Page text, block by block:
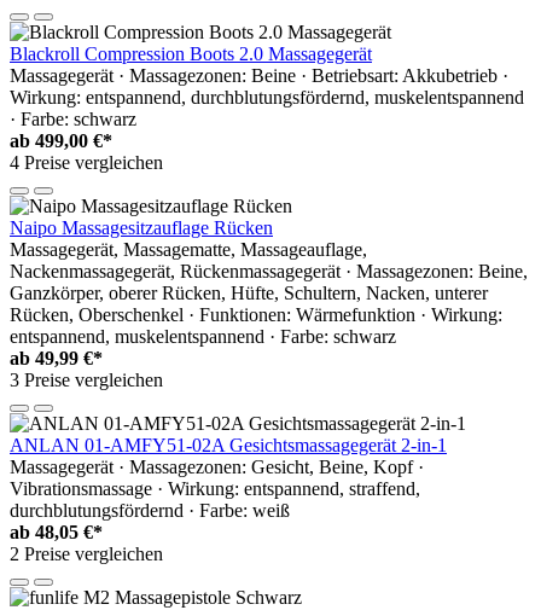
Blackroll Compression Boots 2.0 Massagegerät
Massagegerät · Massagezonen: Beine · Betriebsart: Akkubetrieb ·
Wirkung: entspannend, durchblutungsfördernd, muskelentspannend
· Farbe: schwarz
ab 499,00 €*
4 Preise vergleichen
Naipo Massagesitzauflage Rücken
Massagegerät, Massagematte, Massageauflage,
Nackenmassagegerät, Rückenmassagegerät · Massagezonen: Beine,
Ganzkörper, oberer Rücken, Hüfte, Schultern, Nacken, unterer
Rücken, Oberschenkel · Funktionen: Wärmefunktion · Wirkung:
entspannend, muskelentspannend · Farbe: schwarz
ab 49,99 €*
3 Preise vergleichen
ANLAN 01-AMFY51-02A Gesichtsmassagegerät 2-in-1
Massagegerät · Massagezonen: Gesicht, Beine, Kopf ·
Vibrationsmassage · Wirkung: entspannend, straffend,
durchblutungsfördernd · Farbe: weiß
ab 48,05 €*
2 Preise vergleichen